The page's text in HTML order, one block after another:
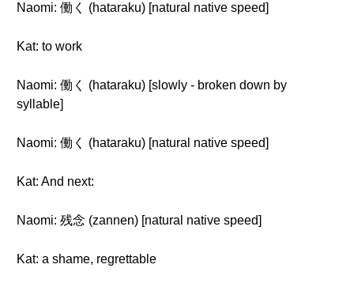
Naomi: 働く (hataraku) [natural native speed]
Kat: to work
Naomi: 働く (hataraku) [slowly - broken down by
syllable]
Naomi: 働く (hataraku) [natural native speed]
Kat: And next:
Naomi: 残念 (zannen) [natural native speed]
Kat: a shame, regrettable